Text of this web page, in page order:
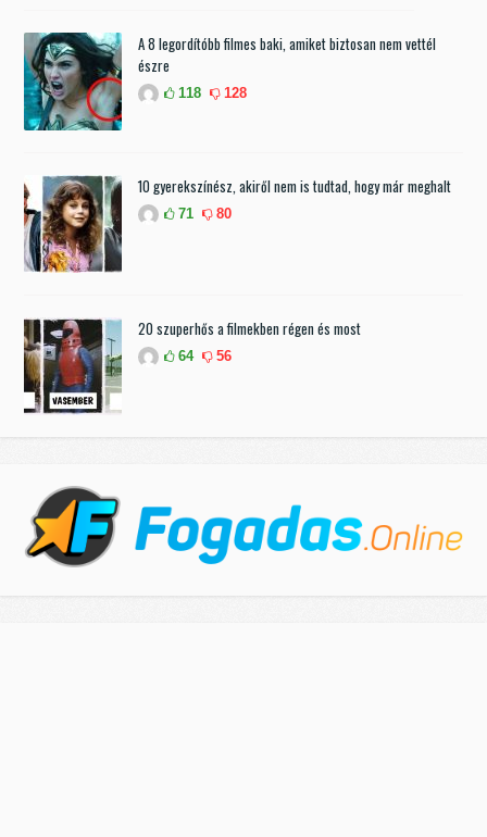
A 8 legordítóbb filmes baki, amiket biztosan nem vettél
észre
118 128
10 gyerekszínész, akiről nem is tudtad, hogy már meghalt
71 80
20 szuperhős a filmekben régen és most
64 56